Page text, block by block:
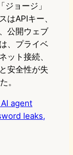
ョージ」
はAPIキー、
公開ウェブ
、プライベ
ット接続、
安全性が失
。
agent
leaks,